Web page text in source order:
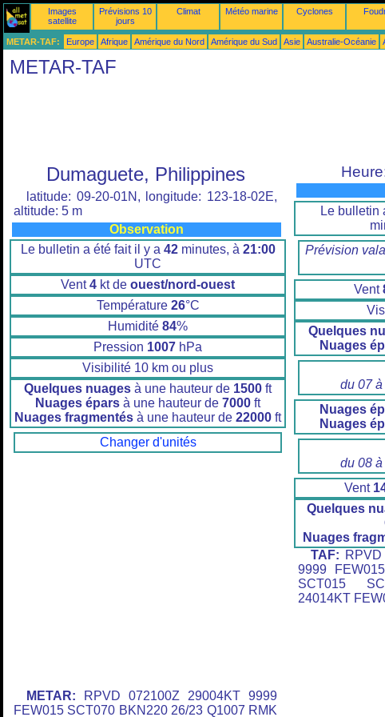
Images
satellite
Prévisions 10
jours
Climat Météo marine Cyclones
METAR-TAF: Europe Afrique Amérique du Nord Amérique du Sud Asie Australie-Océanie
METAR-TAF
Dumaguete, Philippines
latitude: 09-20-01N, longitude: 123-18-02E,
altitude: 5 m
Observation
Le bulletin a été fait il y a 42minutes, à 21:00
UTC
Vent4 kt de ouest/nord-ouest
Température 26°C
Humidité 84%
Pression 1007 hPa
Visibilité 10 km ou plus
Quelques nuages à une hauteur de 1500 ft
Nuages épars à une hauteur de 7000 ft
Nuages fragmentés à une hauteur de 22000 ft
Changer d'unités
METAR: RPVD 072100Z 29004KT 9999
FEW015 SCT070 BKN220 26/23 Q1007 RMK
Le bulletin
Prévision
Vent
Quelques
Nuages
du 07
Nuages
Nuages
du 08
Vent
Quelques
Nuages
TAF:
9999
SCT015
24014KT